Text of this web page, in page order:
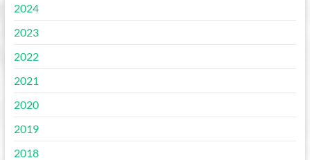
2024
2023
2022
2021
2020
2019
2018